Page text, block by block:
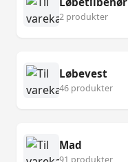
2 produkter
Løbevest
46 produkter
Mad